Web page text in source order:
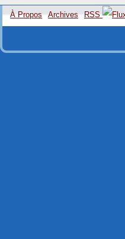
À Propos Archives RSS